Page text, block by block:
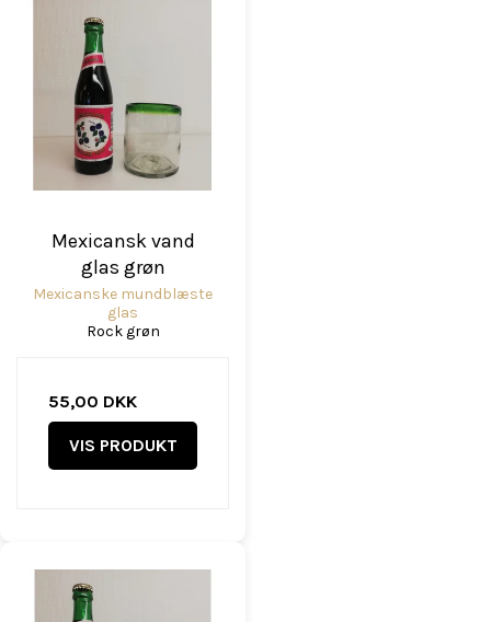
Mexicansk vand
glas grøn
Mexicanske mundblæste
glas
Rock grøn
55,00 DKK
VIS PRODUKT